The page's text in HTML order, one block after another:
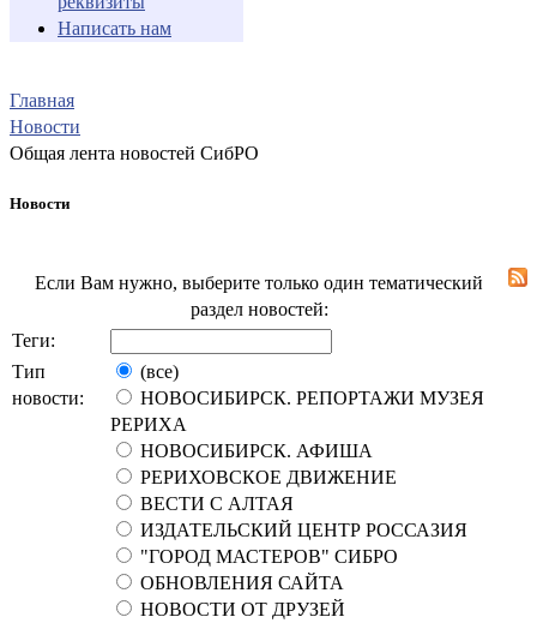
Написать нам
Главная
Новости
Общая лента новостей СибРО
Новости
Если Вам нужно, выберите только один тематический
раздел новостей:
Теги:
Тип
новости:
(все)
НОВОСИБИРСК. РЕПОРТАЖИ МУЗЕЯ
РЕРИХА
НОВОСИБИРСК. АФИША
РЕРИХОВСКОЕ ДВИЖЕНИЕ
ВЕСТИ С АЛТАЯ
ИЗДАТЕЛЬСКИЙ ЦЕНТР РОССАЗИЯ
"ГОРОД МАСТЕРОВ" СИБРО
ОБНОВЛЕНИЯ САЙТА
НОВОСТИ ОТ ДРУЗЕЙ